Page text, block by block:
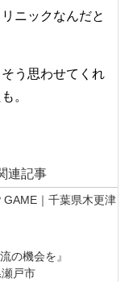
リニックなんだと
そう思わせてくれ
。
連記事
GAME｜千葉県木更津
の機会を』
戸市